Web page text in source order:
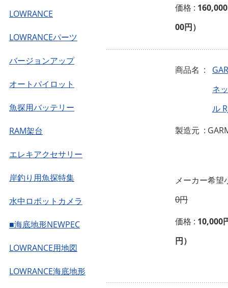
LOWRANCE
LOWRANCEパーツ
バージョンアップ
オートパイロット
魚探用バッテリー
RAM架台
エレキアクセサリー
岸釣り用魚探特集
水中ロボットカメラ
■海底地形NEWPEC
LOWRANCE用地図
LOWRANCE海底地形
価格 :
00円）
商品名 :
ネ
ル
製造元 :
メーカー希望
0円
価格 : 10,000
円）